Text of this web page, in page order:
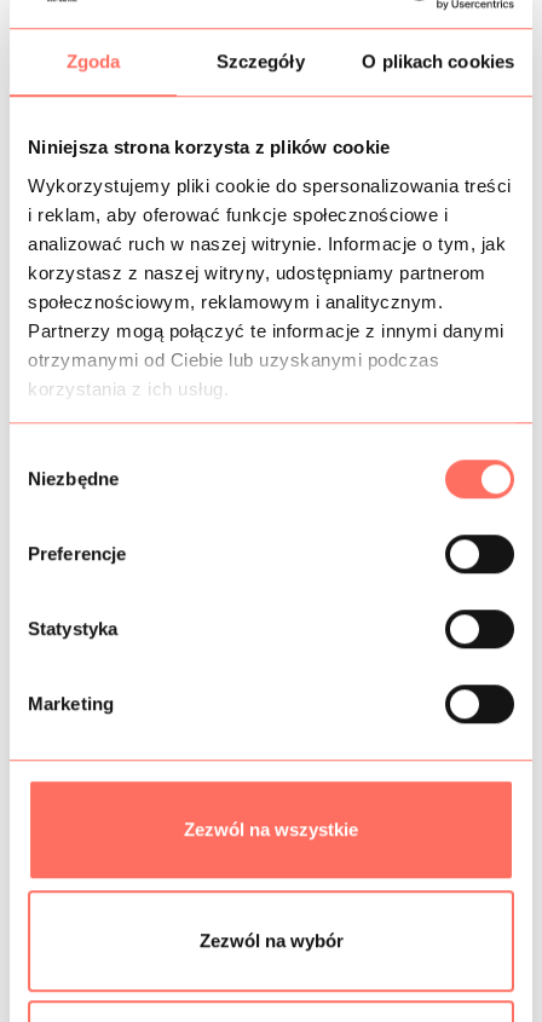
Zgoda Szczegóły O plikach cookies
Niniejsza strona korzysta z plików cookie
Wykorzystujemy pliki cookie do spersonalizowania treści
i reklam, aby oferować funkcje społecznościowe i
analizować ruch w naszej witrynie. Informacje o tym, jak
korzystasz z naszej witryny, udostępniamy partnerom
społecznościowym, reklamowym i analitycznym.
Partnerzy mogą połączyć te informacje z innymi danymi
otrzymanymi od Ciebie lub uzyskanymi podczas
korzystania z ich usług.
Niezbędne
Preferencje
Statystyka
Marketing
Zezwól na wszystkie
Zezwól na wybór
CZAS DOSTAWY
OPIS
Cekiny na różowej, lekko elastycznej koronce.
INFORMACJE DODATKOWE
SKŁAD
Kod produktu: CEK0086 Kod produktu: CEK0022